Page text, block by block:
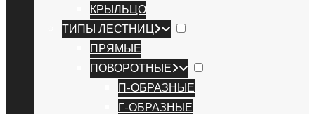
КРЫЛЬЦО
ТИПЫ ЛЕСТНИЦ
ПРЯМЫЕ
ПОВОРОТНЫЕ
П-ОБРАЗНЫЕ
Г-ОБРАЗНЫЕ